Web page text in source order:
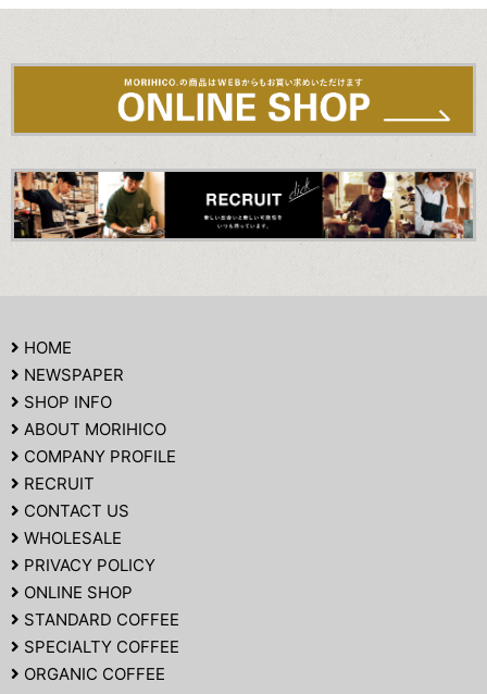
HOME
NEWSPAPER
SHOP INFO
ABOUT MORIHICO
COMPANY PROFILE
RECRUIT
CONTACT US
WHOLESALE
PRIVACY POLICY
ONLINE SHOP
STANDARD COFFEE
SPECIALTY COFFEE
ORGANIC COFFEE